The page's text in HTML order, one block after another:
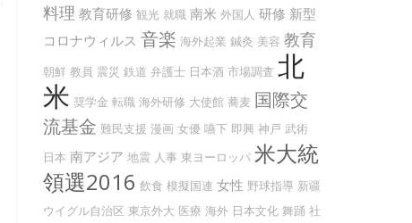
料理 教育研修 観光 就職 南米 外国人 研修 新型
コロナウィルス 音楽 海外起業 鍼灸 美容 教育
朝鮮 教員 震災 鉄道 弁護士 日本酒 市場調査 北
米 奨学金 転職 海外研修 大使館 蕎麦 国際交
流基金 難民支援 漫画 女優 嚥下 即興 神戸 武術
日本 南アジア 地震 人事 東ヨーロッパ 米大統
領選2016 飲食 模擬国連 女性 野球指導 新疆
ウイグル自治区 東京外大 医療 海外 日本文化 舞踊 社